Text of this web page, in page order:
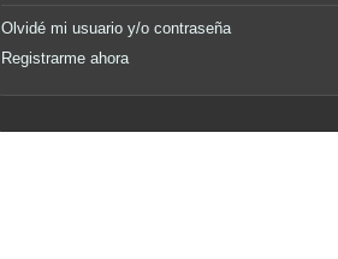
Olvidé mi usuario y/o contraseña
Registrarme ahora